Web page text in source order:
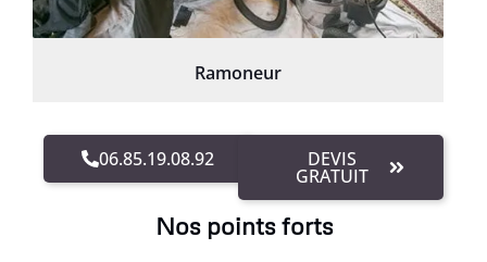
Ramoneur
06.85.19.08.92 DEVIS
GRATUIT
Nos points forts